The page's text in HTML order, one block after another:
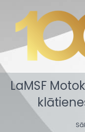
LaMSF
You are here: